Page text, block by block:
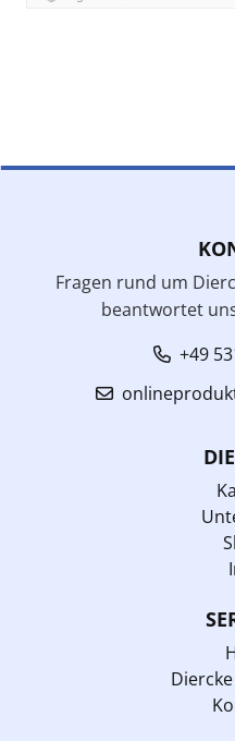
Fragen rund um
beantwortet
+49